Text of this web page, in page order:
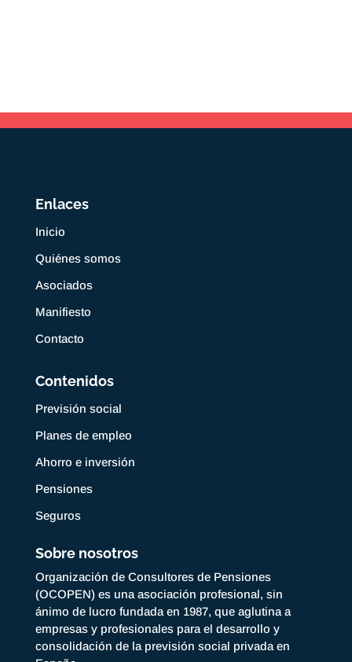
Enlaces
Inicio
Quiénes somos
Asociados
Manifiesto
Contacto
Contenidos
Previsión social
Planes de empleo
Ahorro e inversión
Pensiones
Seguros
Sobre nosotros
Organización de Consultores de Pensiones
(OCOPEN) es una asociación profesional, sin
ánimo de lucro fundada en 1987, que aglutina a
empresas y profesionales para el desarrollo y
consolidación de la previsión social privada en